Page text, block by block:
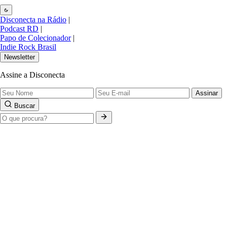
Disconecta na Rádio |
Podcast RD |
Papo de Colecionador |
Indie Rock Brasil
Newsletter
Assine a Disconecta
Assinar
Buscar